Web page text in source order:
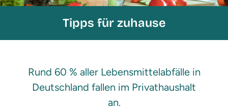
Tipps für zuhause
Rund 60 % aller Lebensmittelabfälle in
Deutschland fallen im Privathaushalt
an.